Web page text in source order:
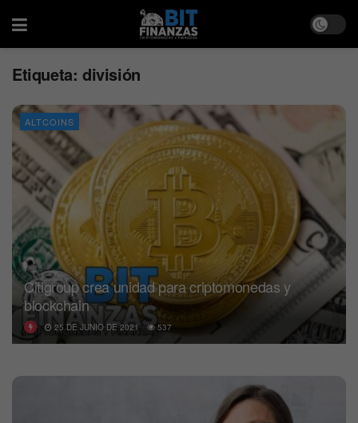
Etiqueta: división
ALTCOINS
Citigroup crea unidad para criptomonedas y
blockchain
25 DE JUNIO DE 2021 537